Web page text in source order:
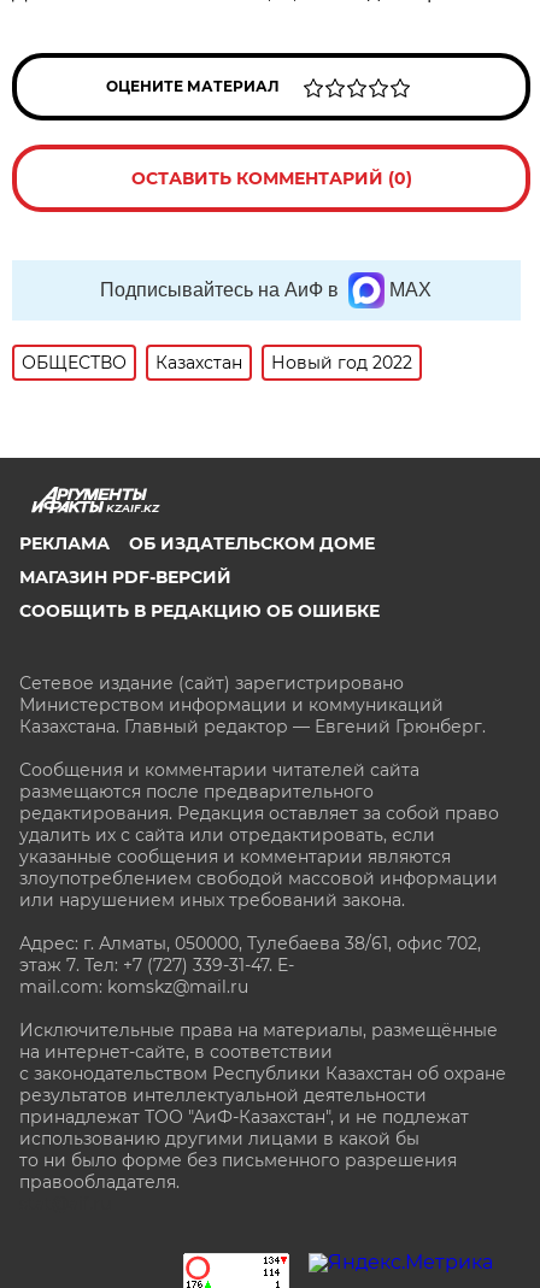
ОЦЕНИТЕ МАТЕРИАЛ
ОСТАВИТЬ КОММЕНТАРИЙ (0)
Подписывайтесь на АиФ в MAX
ОБЩЕСТВО Казахстан Новый год 2022
KZAIF.KZ
РЕКЛАМА
ОБ ИЗДАТЕЛЬСКОМ ДОМЕ
МАГАЗИН PDF-ВЕРСИЙ
СООБЩИТЬ В РЕДАКЦИЮ ОБ ОШИБКЕ
Сетевое издание (сайт) зарегистрировано
Министерством информации и коммуникаций
Казахстана. Главный редактор — Евгений Грюнберг.
Сообщения и комментарии читателей сайта
размещаются после предварительного
редактирования. Редакция оставляет за собой право
удалить их с сайта или отредактировать, если
указанные сообщения и комментарии являются
злоупотреблением свободой массовой информации
или нарушением иных требований закона.
Адрес: г. Алматы, 050000, Тулебаева 38/61, офис 702,
этаж 7. Тел: +7 (727) 339-31-47. E-
mail.com: komskz@mail.ru
Исключительные права на материалы, размещённые
на интернет-сайте, в соответствии
с законодательством Республики Казахстан об охране
результатов интеллектуальной деятельности
принадлежат ТОО "АиФ-Казахстан", и не подлежат
использованию другими лицами в какой бы
то ни было форме без письменного разрешения
правообладателя.